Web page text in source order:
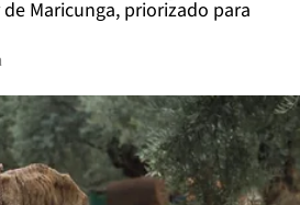
Maricunga, priorizado para